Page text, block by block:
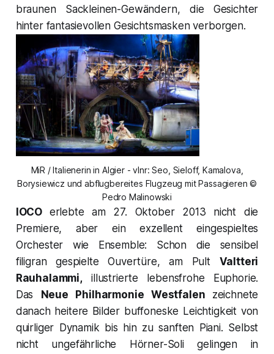
braunen Sackleinen-Gewändern, die Gesichter
hinter fantasievollen Gesichtsmasken verborgen.
MiR / Italienerin in Algier - vlnr: Seo, Sieloff, Kamalova,
Borysiewicz und abflugbereites Flugzeug mit Passagieren ©
Pedro Malinowski
IOCO erlebte am 27. Oktober 2013 nicht die
Premiere, aber ein exzellent eingespieltes
Orchester wie Ensemble: Schon die sensibel
filigran gespielte Ouvertüre, am Pult Valtteri
Rauhalammi,illustrierte lebensfrohe Euphorie.
Das
Neue Philharmonie Westfalen zeichnete
danach heitere Bilder buffoneske Leichtigkeit von
quirliger Dynamik bis hin zu sanften Piani. Selbst
nicht ungefährliche Hörner-Soli gelingen in